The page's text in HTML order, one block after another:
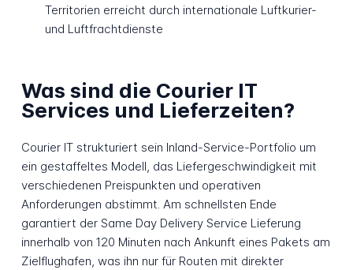
Territorien erreicht durch internationale Luftkurier-
und Luftfrachtdienste
Was sind die Courier IT
Services und Lieferzeiten?
Courier IT strukturiert sein Inland-Service-Portfolio um
ein gestaffeltes Modell, das Liefergeschwindigkeit mit
verschiedenen Preispunkten und operativen
Anforderungen abstimmt. Am schnellsten Ende
garantiert der Same Day Delivery Service Lieferung
innerhalb von 120 Minuten nach Ankunft eines Pakets am
Zielflughafen, was ihn nur für Routen mit direkter